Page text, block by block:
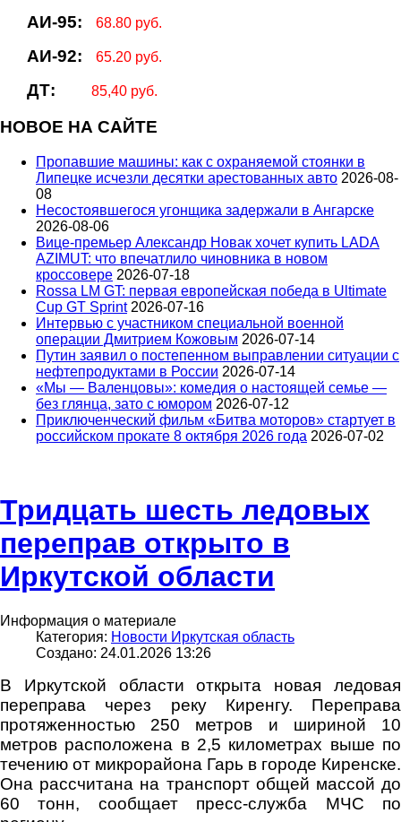
АИ-95: 68.80 руб.
АИ-92: 65.20 руб.
ДТ: 85,40 руб.
НОВОЕ НА САЙТЕ
Пропавшие машины: как с охраняемой стоянки в
Липецке исчезли десятки арестованных авто 2026-08-
08
Несостоявшегося угонщика задержали в Ангарске
2026-08-06
Вице‑премьер Александр Новак хочет купить LADA
AZIMUT: что впечатлило чиновника в новом
кроссовере 2026-07-18
Rossa LM GT: первая европейская победа в Ultimate
Cup GT Sprint 2026-07-16
Интервью с участником специальной военной
операции Дмитрием Кожовым 2026-07-14
Путин заявил о постепенном выправлении ситуации с
нефтепродуктами в России 2026-07-14
«Мы — Валенцовы»: комедия о настоящей семье —
без глянца, зато с юмором 2026-07-12
Приключенческий фильм «Битва моторов» стартует в
российском прокате 8 октября 2026 года 2026-07-02
Тридцать шесть ледовых
переправ открыто в
Иркутской области
Информация о материале
Категория: Новости Иркутская область
Создано: 24.01.2026 13:26
В Иркутской области открыта новая ледовая
переправа через реку Киренгу. Переправа
протяженностью 250 метров и шириной 10
метров расположена в 2,5 километрах выше по
течению от микрорайона Гарь в городе Киренске.
Она рассчитана на транспорт общей массой до
60 тонн, сообщает пресс-служба МЧС по